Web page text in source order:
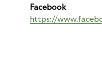
Facebook
https://